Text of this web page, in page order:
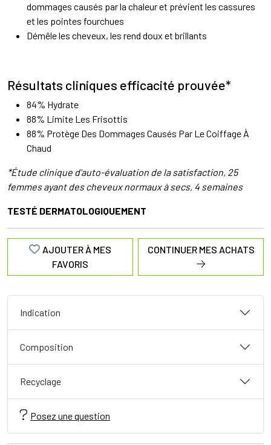
dommages causés par la chaleur et prévient les cassures
et les pointes fourchues
Démêle les cheveux, les rend doux et brillants
Résultats cliniques efficacité prouvée*
84% Hydrate
88% Limite Les Frisottis
88% Protège Des Dommages Causés Par Le Coiffage À
Chaud
*Étude clinique d'auto-évaluation de la satisfaction, 25
femmes ayant des cheveux normaux à secs, 4 semaines
TESTÉ DERMATOLOGIQUEMENT
AJOUTER À MES
FAVORIS
CONTINUER MES ACHATS
Indication
Composition
Recyclage
Posez une question